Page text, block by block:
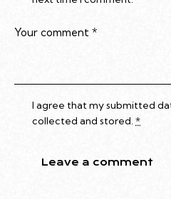
I agree that my submitted
collected and stored.*